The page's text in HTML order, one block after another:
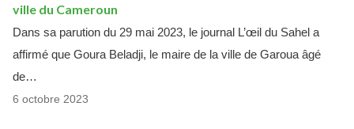
ville du Cameroun
Dans sa parution du 29 mai 2023, le journal L’œil du Sahel a
affirmé que Goura Beladji, le maire de la ville de Garoua âgé
de…
6 octobre 2023